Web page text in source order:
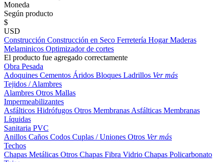
Moneda
Según producto
$
USD
Construcción Construcción en Seco Ferretería HogarMaderas
Melaminicos Optimizador de cortes
El producto fue agregado correctamente
Obra Pesada
Adoquines Cementos Áridos Bloques Ladrillos Ver más
Tejidos / Alambres
Alambres Otros Mallas
Impermeabilizantes
Asfálticos Hidrófugos Otros Membranas Asfálticas Membranas
Líquidas
Sanitaria PVC
Anillos Caños Codos Cuplas / Uniones Otros Ver más
Techos
Chapas Metálicas Otros Chapas Fibra Vidrio Chapas Policarbonato